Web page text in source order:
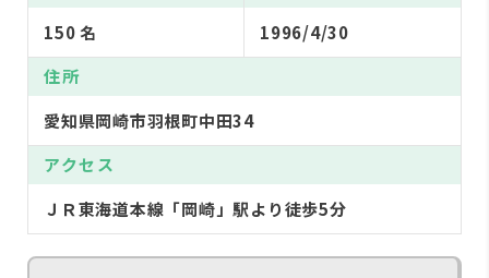
150 名
1996/4/30
住所
愛知県岡崎市羽根町中田34
アクセス
ＪＲ東海道本線「岡崎」駅より徒歩5分